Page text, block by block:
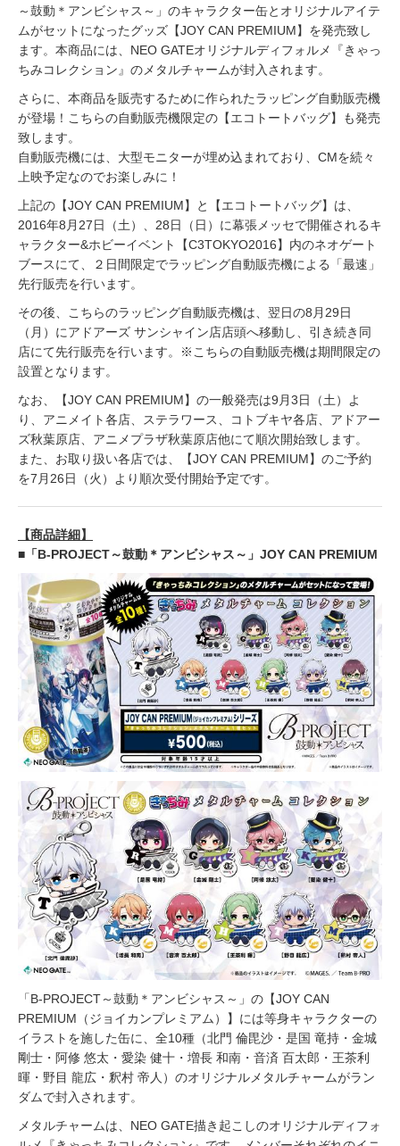
～鼓動＊アンビシャス～」のキャラクター缶とオリジナルアイテ
ムがセットになったグッズ【JOY CAN PREMIUM】を発売致し
ます。本商品には、NEO GATEオリジナルディフォルメ『きゃっ
ちみコレクション』のメタルチャームが封入されます。
さらに、本商品を販売するために作られたラッピング自動販売機
が登場！こちらの自動販売機限定の【エコトートバッグ】も発売
致します。
自動販売機には、大型モニターが埋め込まれており、CMを続々
上映予定なのでお楽しみに！
上記の【JOY CAN PREMIUM】と【エコトートバッグ】は、
2016年8月27日（土）、28日（日）に幕張メッセで開催されるキ
ャラクター&ホビーイベント【C3TOKYO2016】内のネオゲート
ブースにて、２日間限定でラッピング自動販売機による「最速」
先行販売を行います。
その後、こちらのラッピング自動販売機は、翌日の8月29日
（月）にアドアーズ サンシャイン店店頭へ移動し、引き続き同
店にて先行販売を行います。※こちらの自動販売機は期間限定の
設置となります。
なお、【JOY CAN PREMIUM】の一般発売は9月3日（土）よ
り、アニメイト各店、ステラワース、コトブキヤ各店、アドアー
ズ秋葉原店、アニメプラザ秋葉原店他にて順次開始致します。
また、お取り扱い各店では、【JOY CAN PREMIUM】のご予約
を7月26日（火）より順次受付開始予定です。
【商品詳細】
■「B-PROJECT～鼓動＊アンビシャス～」JOY CAN PREMIUM
「B-PROJECT～鼓動＊アンビシャス～」の【JOY CAN
PREMIUM（ジョイカンプレミアム）】には等身キャラクターの
イラストを施した缶に、全10種（北門 倫毘沙・是国 竜持・金城
剛士・阿修 悠太・愛染 健十・増長 和南・音済 百太郎・王茶利
暉・野目 龍広・釈村 帝人）のオリジナルメタルチャームがラン
ダムで封入されます。
メタルチャームは、NEO GATE描き起こしのオリジナルディフォ